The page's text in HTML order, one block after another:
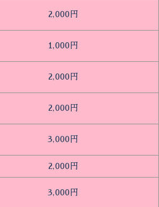
2,000円
1,000円
2,000円
2,000円
3,000円
2,000円
3,000円